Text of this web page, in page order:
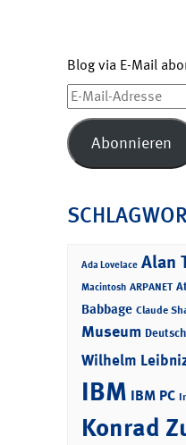
Blog via E-Mail
E-
Mail-
Adresse
Abonnieren
Ada Lovelace Alan
Macintosh ARPANET
Babbage Claude
Museum
Wilhelm
IBM IBM PC
Konrad